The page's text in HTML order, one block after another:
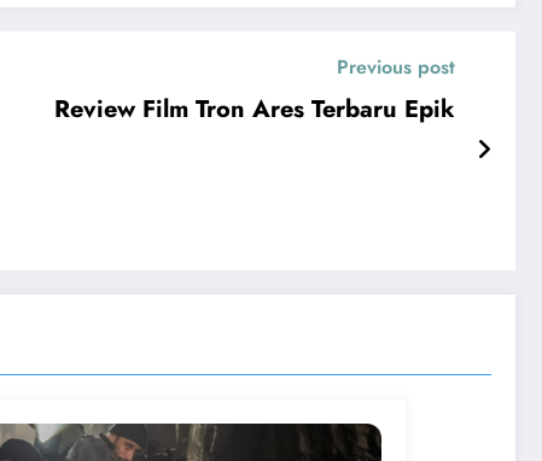
Previous post
Review Film Tron Ares Terbaru Epik